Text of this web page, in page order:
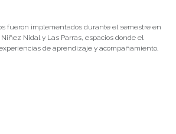
fueron implementados durante el semestre en
Nidal y Las Parras, espacios donde el
de aprendizaje y acompañamiento.